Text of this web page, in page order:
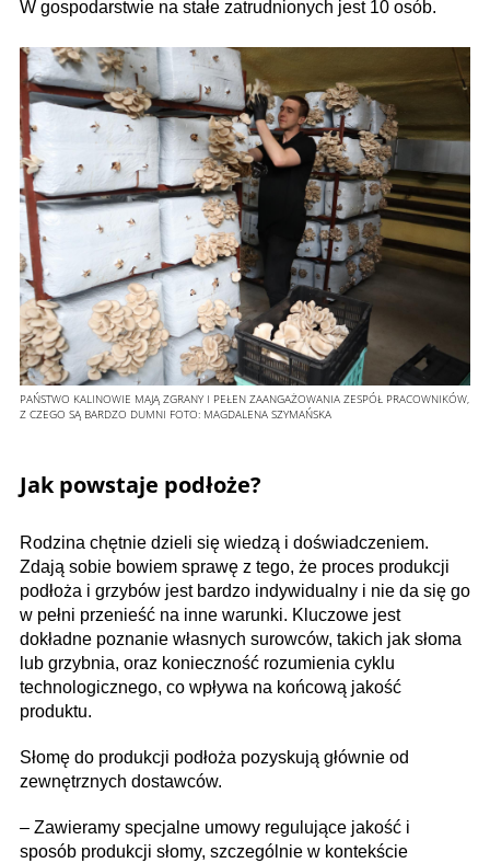
W gospodarstwie na stałe zatrudnionych jest 10 osób.
PAŃSTWO KALINOWIE MAJĄ ZGRANY I PEŁEN ZAANGAŻOWANIA ZESPÓŁ PRACOWNIKÓW,
Z CZEGO SĄ BARDZO DUMNI FOTO: MAGDALENA SZYMAŃSKA
Jak powstaje podłoże?
Rodzina chętnie dzieli się wiedzą i doświadczeniem.
Zdają sobie bowiem sprawę z tego, że proces produkcji
podłoża i grzybów jest bardzo indywidualny i nie da się go
w pełni przenieść na inne warunki. Kluczowe jest
dokładne poznanie własnych surowców, takich jak słoma
lub grzybnia, oraz konieczność rozumienia cyklu
technologicznego, co wpływa na końcową jakość
produktu.
Słomę do produkcji podłoża pozyskują głównie od
zewnętrznych dostawców.
– Zawieramy specjalne umowy regulujące jakość i
sposób produkcji słomy, szczególnie w kontekście